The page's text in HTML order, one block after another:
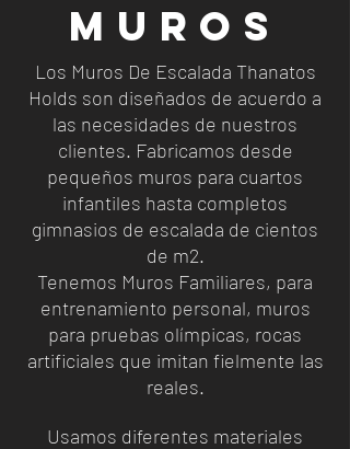
MUROS
Los Muros De Escalada Thanatos
Holds son diseñados de acuerdo a
las necesidades de nuestros
clientes. Fabricamos desde
pequeños muros para cuartos
infantiles hasta completos
gimnasios de escalada de cientos
de m2.
Tenemos Muros Familiares, para
entrenamiento personal, muros
para pruebas olímpicas, rocas
artificiales que imitan fielmente las
reales.
Usamos diferentes materiales